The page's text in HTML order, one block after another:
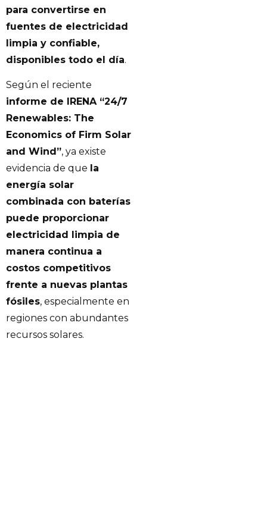
para convertirse en
fuentes de electricidad
limpia y confiable,
disponibles todo el día.
Según el reciente
informe de IRENA “24/7
Renewables: The
Economics of Firm Solar
and Wind”, ya existe
evidencia de que la
energía solar
combinada con baterías
puede proporcionar
electricidad limpia de
manera continua a
costos competitivos
frente a nuevas plantas
fósiles, especialmente en
regiones con abundantes
recursos solares.